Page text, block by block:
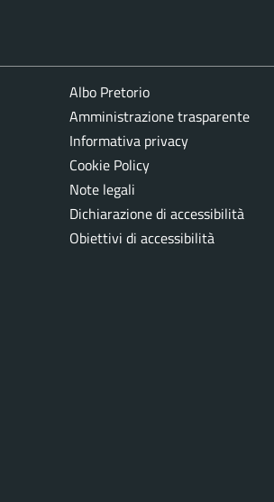
Albo Pretorio
Amministrazione trasparente
Informativa privacy
Cookie Policy
Note legali
Dichiarazione di accessibilità
Obiettivi di accessibilità